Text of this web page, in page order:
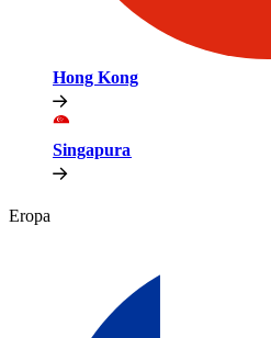
Hong Kong​​
Singapura​​
Eropa​​